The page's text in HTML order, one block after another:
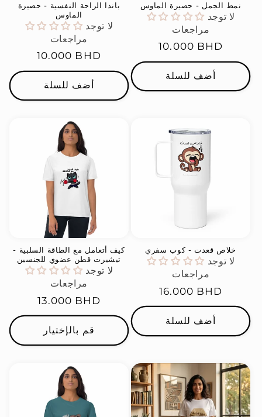
باندا الراحة النفسية - حصيرة
الماوس
لا توجد
مراجعات
السعر
العادي
10.000 BHD
أضف للسلة
نمط الجمل - حصيرة الماوس
لا توجد
مراجعات
السعر
العادي
10.000 BHD
أضف للسلة
كيف أتعامل مع الطاقة السلبية -
تيشيرت قطن عضوي للجنسين
لا توجد
مراجعات
السعر
العادي
13.000 BHD
قم بالإختيار
خلاص قعدت - كوب سفري
لا توجد
مراجعات
السعر
العادي
16.000 BHD
أضف للسلة